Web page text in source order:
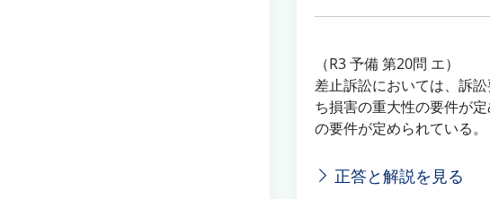
（R3 予備 第20問 エ）
差止訴訟においては、訴
ち損害の重大性の要件が
の要件が定められている。
正答と解説を見る